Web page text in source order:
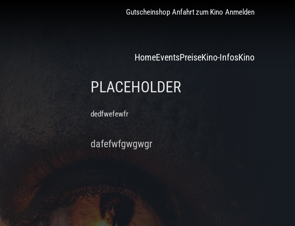
Gutscheinshop Anfahrt zum Kino Anmelden
HomeEventsPreiseKino-InfosKino
PLACEHOLDER
dedfwefewfr
dafefwfgwgwgr